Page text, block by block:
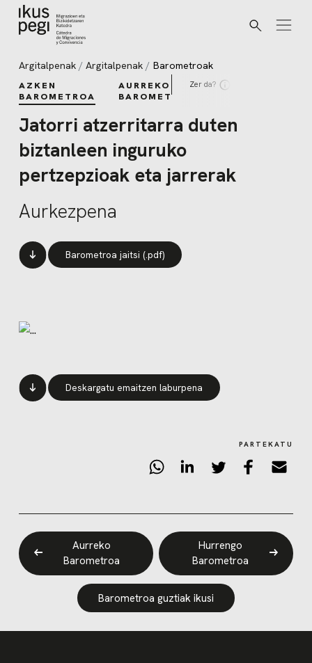
Joan zuzenean edukira
Bilatu
Argitalpenak Argitalpenak Barometroak
AZKEN
BAROMETROA
AURREKO
BAROMETROAK
Zer da?
Jatorri atzerritarra duten
biztanleen inguruko
pertzepzioak eta jarrerak
Aurkezpena
Barometroa jaitsi (.pdf)
Deskargatu emaitzen laburpena
PARTEKATU
Aurreko
Barometroa
Hurrengo
Barometroa
Barometroa guztiak ikusi